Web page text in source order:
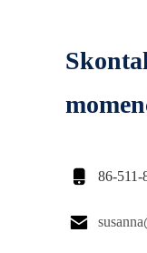
 86-511-
